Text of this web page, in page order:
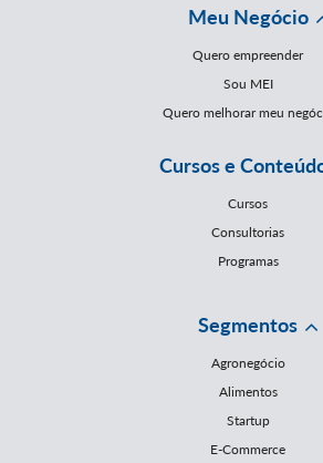
Meu Negócio
Quero empreender
Sou MEI
Quero melhorar meu
Cursos e
Cursos
Consultorias
Programas
Segmentos
Agronegócio
Alimentos
Startup
E-Commerce